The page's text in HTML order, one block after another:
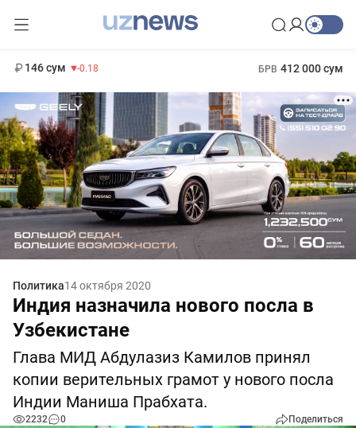
146 сум -0.18 БРВ 412 000 сум
Политика14 октября 2020
Индия назначила нового посла в
Узбекистане
Глава МИД Абдулазиз Камилов принял
копии верительных грамот у нового посла
Индии Маниша Прабхата.
2232 0 Поделиться